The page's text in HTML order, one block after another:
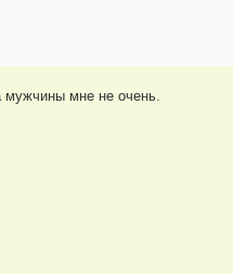
мужчины мне не очень.